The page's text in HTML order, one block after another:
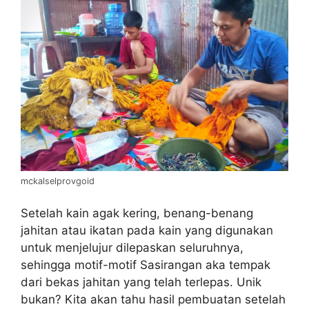
mckalselprovgoid
Setelah kain agak kering, benang-benang
jahitan atau ikatan pada kain yang digunakan
untuk menjelujur dilepaskan seluruhnya,
sehingga motif-motif Sasirangan aka tempak
dari bekas jahitan yang telah terlepas. Unik
bukan? Kita akan tahu hasil pembuatan setelah